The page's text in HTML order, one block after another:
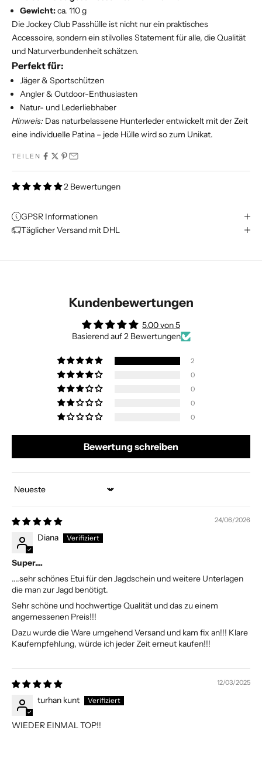
Gewicht:ca. 110 g
Die Jockey Club Passhülle ist nicht nur ein praktisches
Accessoire, sondern ein stilvolles Statement für alle, die Qualität
und Naturverbundenheit schätzen.
Perfekt für:
Jäger & Sportschützen
Angler & Outdoor-Enthusiasten
Natur- und Lederliebhaber
Hinweis: Das naturbelassene Hunterleder entwickelt mit der Zeit
eine individuelle Patina – jede Hülle wird so zum Unikat.
TEILEN
2 Bewertungen
GPSR Informationen
Täglicher Versand mit DHL
Kundenbewertungen
5.00 von 5
Basierend auf 2 Bewertungen
2
0
0
0
0
Bewertung schreiben
Sort by
24/06/2026
Diana
Super....
....sehr schönes Etui für den Jagdschein und weitere Unterlagen
die man zur Jagd benötigt.
Sehr schöne und hochwertige Qualität und das zu einem
angemessenen Preis!!!
Dazu wurde die Ware umgehend Versand und kam fix an!!! Klare
Kaufempfehlung, würde ich jeder Zeit erneut kaufen!!!
12/03/2025
turhan kunt
WIEDER EINMAL TOP!!